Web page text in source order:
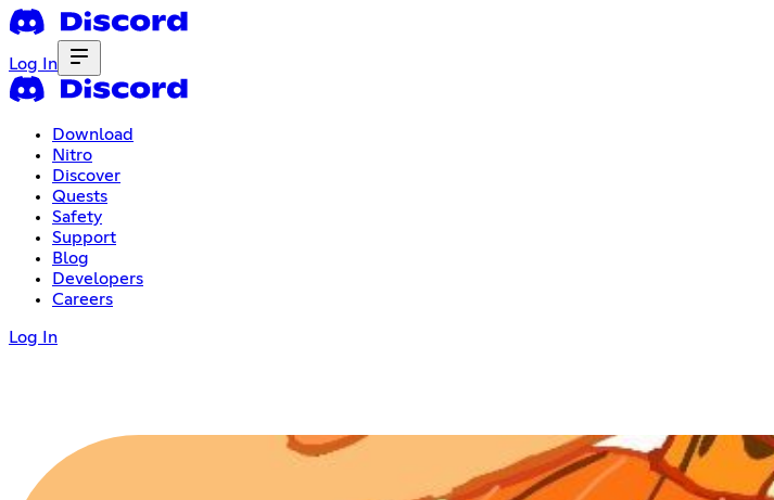
Log In
Download
Nitro
Discover
Quests
Safety
Support
Blog
Developers
Careers
Log In